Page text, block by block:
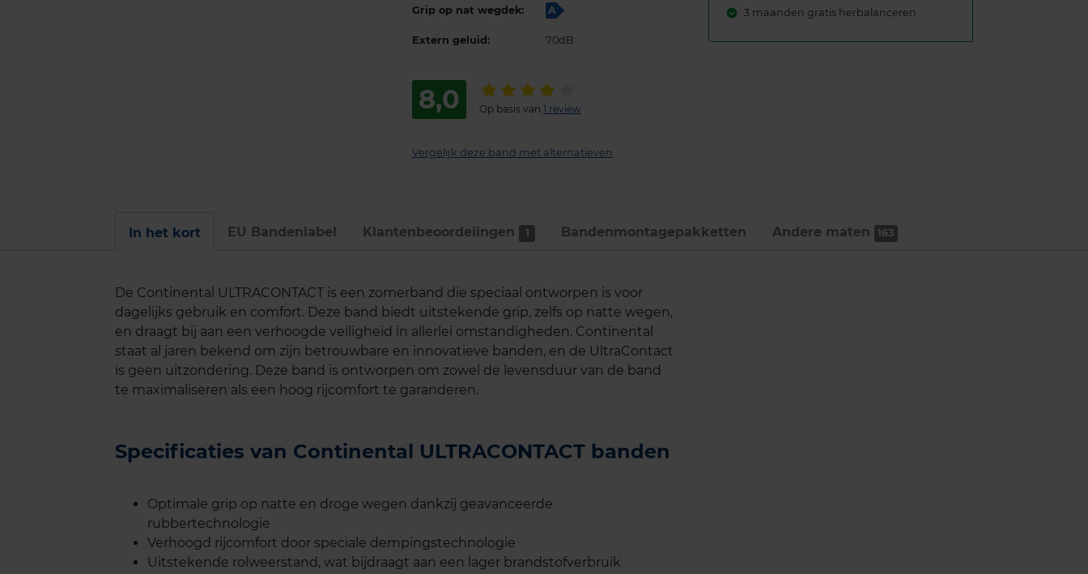
Grip op nat wegdek: A
Extern geluid: 70dB
8,0 Op basis van 1 review
Vergelijk deze band met alternatieven
3 maanden gratis herbalanceren
In het kort EU Bandenlabel Klantenbeoordelingen 1 Bandenmontage­pakketten Andere maten 163
De Continental ULTRACONTACT is een zomerband die speciaal ontworpen is voor
dagelijks gebruik en comfort. Deze band biedt uitstekende grip, zelfs op natte wegen,
en draagt bij aan een verhoogde veiligheid in allerlei omstandigheden. Continental
staat al jaren bekend om zijn betrouwbare en innovatieve banden, en de UltraContact
is geen uitzondering. Deze band is ontworpen om zowel de levensduur van de band
te maximaliseren als een hoog rijcomfort te garanderen.
Specificaties van Continental ULTRACONTACT banden
Optimale grip op natte en droge wegen dankzij geavanceerde
rubbertechnologie
Verhoogd rijcomfort door speciale dempingstechnologie
Uitstekende rolweerstand, wat bijdraagt aan een lager brandstofverbruik